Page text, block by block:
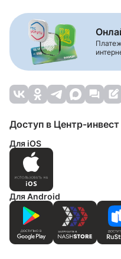
Доступ в Центр-
Для iOS
Для Android